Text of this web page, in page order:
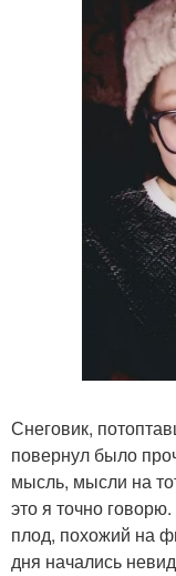
Снеговик,
повернул было
мысль, мысли на
это я точно
плод, похожий на
дня начались